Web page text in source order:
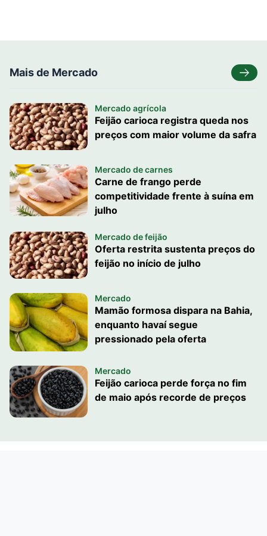
Mais de Mercado
Mercado agrícola
Feijão carioca registra queda nos
preços com maior volume da safra
Mercado de carnes
Carne de frango perde
competitividade frente à suína em
julho
Mercado de feijão
Oferta restrita sustenta preços do
feijão no início de julho
Mercado
Mamão formosa dispara na Bahia,
enquanto havaí segue
pressionado pela oferta
Mercado
Feijão carioca perde força no fim
de maio após recorde de preços